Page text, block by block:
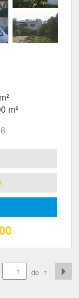
m²
6
de 1